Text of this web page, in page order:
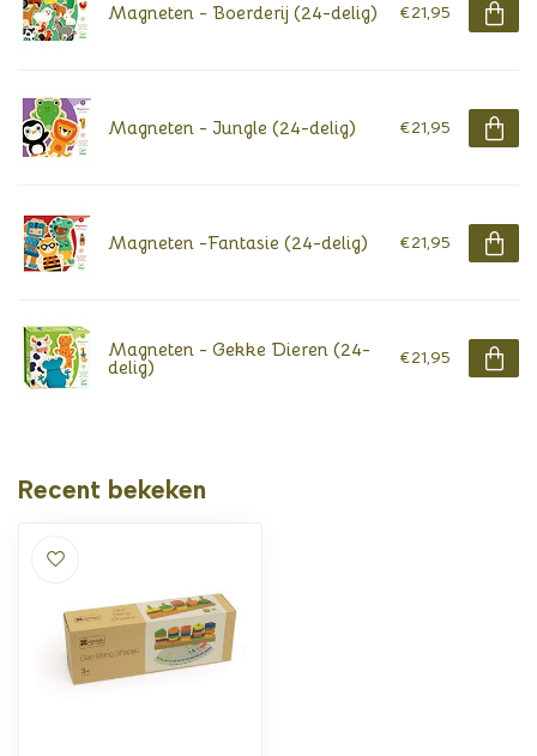
Magneten - Boerderij (24-delig) €21,95
Magneten - Jungle (24-delig) €21,95
Magneten -Fantasie (24-delig) €21,95
Magneten - Gekke Dieren (24-
delig) €21,95
Recent bekeken